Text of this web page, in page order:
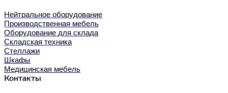
Нейтральное оборудование
Производственная мебель
Оборудование для склада
Складская техника
Стеллажи
Шкафы
Медицинская мебель
Контакты